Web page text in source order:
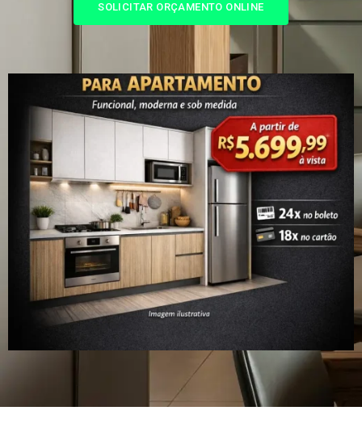
SOLICITAR ORÇAMENTO ONLINE